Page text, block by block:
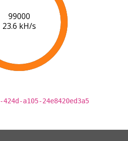
101000
23.5 kH/s
a105-24e8420ed3a5